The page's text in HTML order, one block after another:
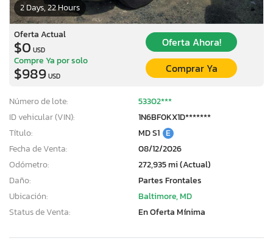
2 Days, 22 Hours
Oferta Actual
$0 USD
Oferta Ahora!
Compre Ya por solo
$989USD
Comprar Ya
Número de lote:
53302***
ID vehicular (VIN):
1N6BF0KX1D*******
Título:
MD S1 E
Fecha de Venta:
08/12/2026
Odómetro:
272,935 mi (Actual)
Daño:
Partes Frontales
Ubicación:
Baltimore, MD
Status de Venta:
En Oferta Mínima